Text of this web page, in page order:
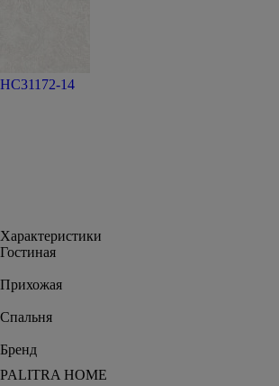
HC31172-14
Характеристики
Гостиная
Прихожая
Спальня
Бренд
PALITRA HOME